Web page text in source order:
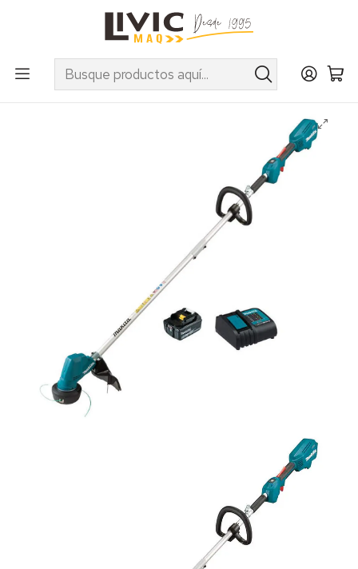
UTILIZA EL CUPÓN "INVIERNO10" EN PRODUCTOS SELECCIONADOS
Agrícola Desmalezadoras y Corta Cesped
Orilladora Inalambrica Makita BL 18V LXT DUR192LRF